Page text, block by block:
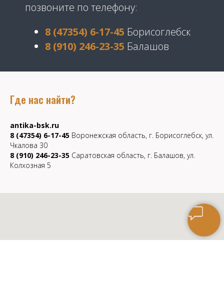
позвоните по телефону:
8 (47354) 6-17-45 Борисоглебск
8 (910) 246-23-35 Балашов
Где нас найти?
antika-bsk.ru
8 (47354) 6-17-45 Воронежская область, г. Борисоглебск, ул.
Чкалова 30
8 (910) 246-23-35 Саратовская область, г. Балашов, ул.
Колхозная 5